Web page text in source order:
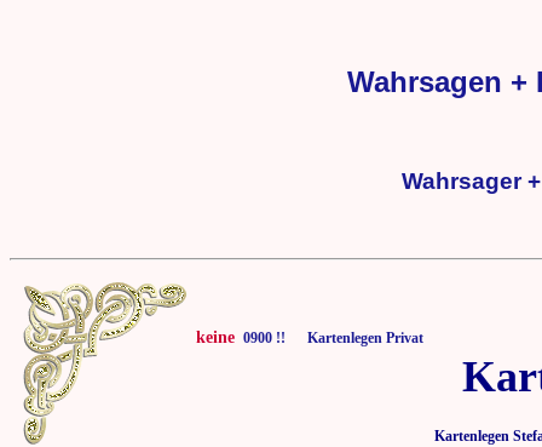
Wahrsagen +
Wahrsager
keine 0900 !! Kartenlegen Privat
Kartenlegen